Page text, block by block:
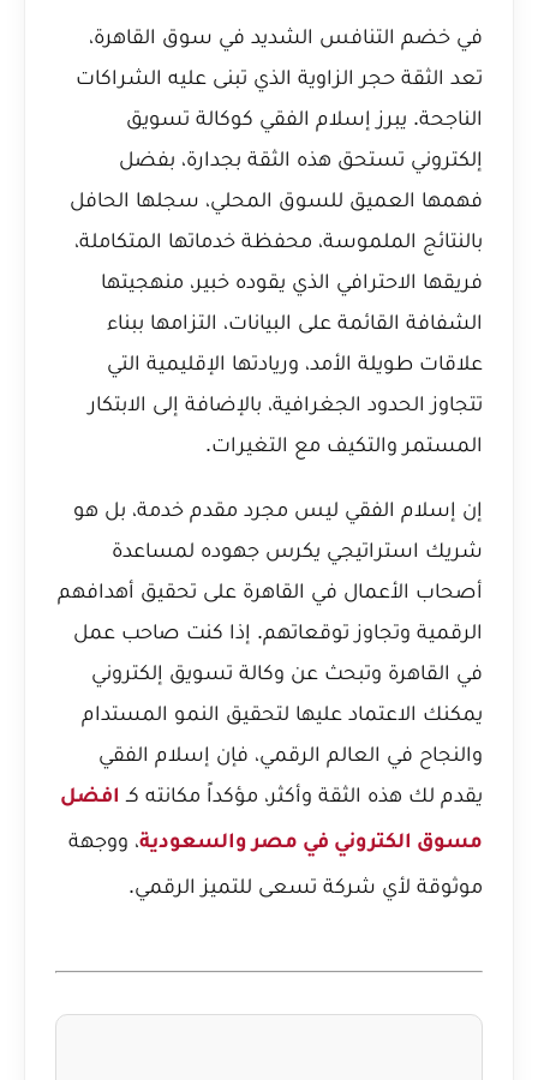
في خضم التنافس الشديد في سوق القاهرة،
تعد الثقة حجر الزاوية الذي تبنى عليه الشراكات
الناجحة. يبرز إسلام الفقي كوكالة تسويق
إلكتروني تستحق هذه الثقة بجدارة، بفضل
فهمها العميق للسوق المحلي، سجلها الحافل
بالنتائج الملموسة، محفظة خدماتها المتكاملة،
فريقها الاحترافي الذي يقوده خبير، منهجيتها
الشفافة القائمة على البيانات، التزامها ببناء
علاقات طويلة الأمد، وريادتها الإقليمية التي
تتجاوز الحدود الجغرافية، بالإضافة إلى الابتكار
المستمر والتكيف مع التغيرات.
إن إسلام الفقي ليس مجرد مقدم خدمة، بل هو
شريك استراتيجي يكرس جهوده لمساعدة
أصحاب الأعمال في القاهرة على تحقيق أهدافهم
الرقمية وتجاوز توقعاتهم. إذا كنت صاحب عمل
في القاهرة وتبحث عن وكالة تسويق إلكتروني
يمكنك الاعتماد عليها لتحقيق النمو المستدام
والنجاح في العالم الرقمي، فإن إسلام الفقي
يقدم لك هذه الثقة وأكثر، مؤكداً مكانته كـ افضل
مسوق الكتروني في مصر والسعودية، ووجهة
موثوقة لأي شركة تسعى للتميز الرقمي.